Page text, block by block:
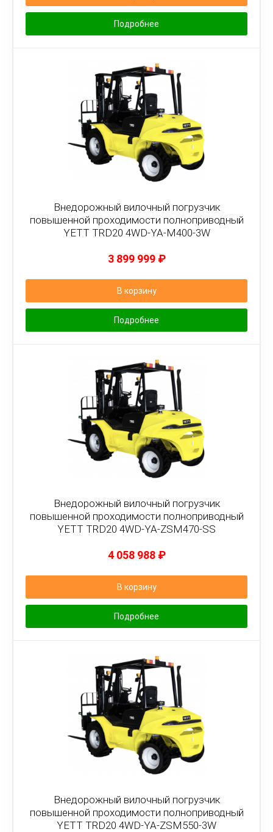
Подробнее
Внедорожный вилочный погрузчик
повышенной проходимости полноприводный
YETT TRD20 4WD-YA-M400-3W
3 899 999 ₽
В корзину
Подробнее
Внедорожный вилочный погрузчик
повышенной проходимости полноприводный
YETT TRD20 4WD-YA-ZSM470-SS
4 058 988 ₽
В корзину
Подробнее
Внедорожный вилочный погрузчик
повышенной проходимости полноприводный
YETT TRD20 4WD-YA-ZSM550-3W